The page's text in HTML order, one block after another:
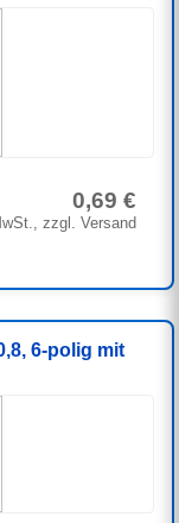
0,69 €
zzgl. Versand
6-polig mit